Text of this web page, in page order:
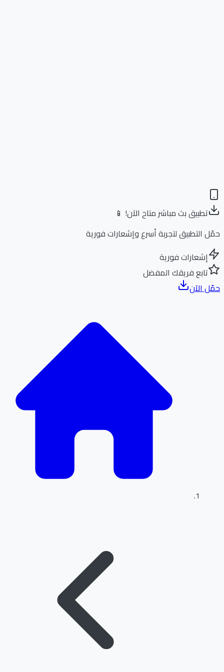
تطبيق بث مباشر متاح الآن! 📱
التطبيق لتجربة أسرع وإشعارات فورية
إشعارات فورية
تابع فريقك المفضل
الآن